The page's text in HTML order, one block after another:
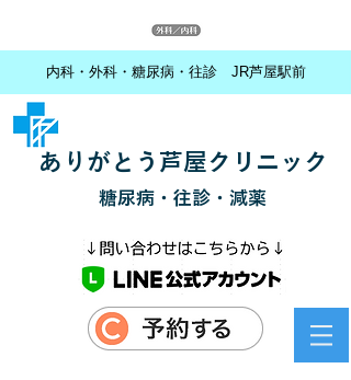
内科・外科・糖尿病・往診 JR芦屋駅前
ありがとう芦屋クリニック
糖尿病・往診・減薬